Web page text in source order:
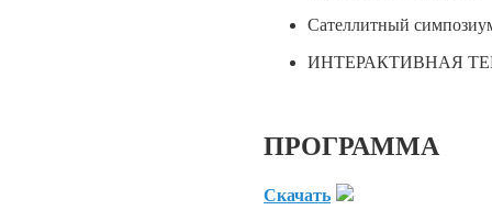
Сателлитный
ИНТЕРАКТИВНАЯ
ПРОГРАММА
Скачать